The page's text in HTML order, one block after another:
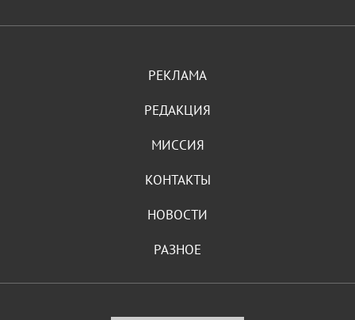
РЕКЛАМА
РЕДАКЦИЯ
МИССИЯ
КОНТАКТЫ
НОВОСТИ
РАЗНОЕ